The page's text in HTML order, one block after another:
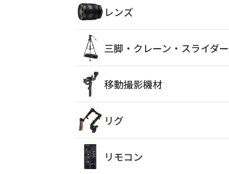
レンズ
三脚・クレーン・スライダー
移動撮影機材
リグ
リモコン